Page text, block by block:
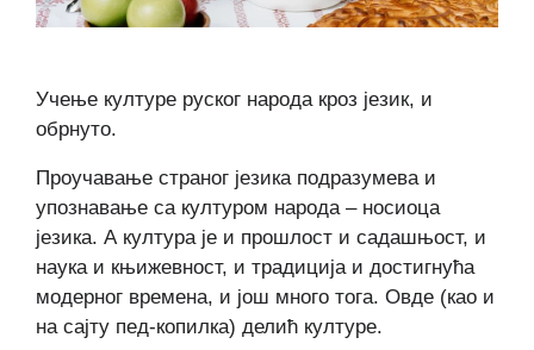
Учење културе руског народа кроз језик, и
обрнуто.
Проучавање страног језика подразумева и
упознавање са културом народа – носиоца
језика. А култура је и прошлост и садашњост, и
наука и књижевност, и традиција и достигнућа
модерног времена, и још много тога. Овде (као и
на сајту пед-копилка) делић културе.